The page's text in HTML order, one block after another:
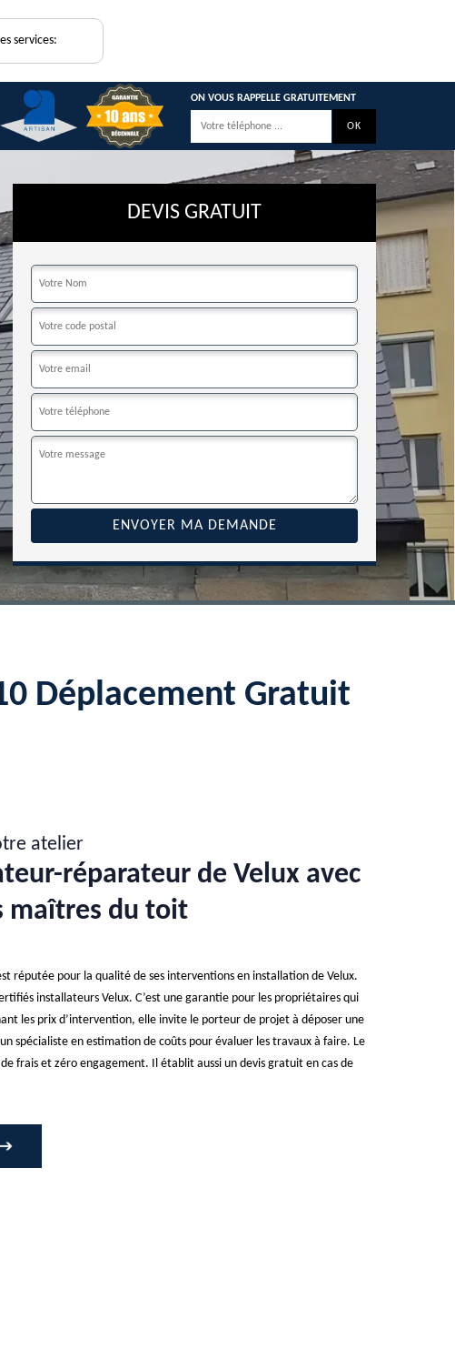
services:
ON VOUS RAPPELLE GRATUITEMENT
DEVIS GRATUIT
Déplacement Gratuit
atelier
réparateur de Velux avec
maîtres du toit
réputée pour la qualité de ses interventions en installation de Velux.
installateurs Velux. C’est une garantie pour les propriétaires qui
les prix d’intervention, elle invite le porteur de projet à déposer une
spécialiste en estimation de coûts pour évaluer les travaux à faire. Le
frais et zéro engagement. Il établit aussi un devis gratuit en cas de